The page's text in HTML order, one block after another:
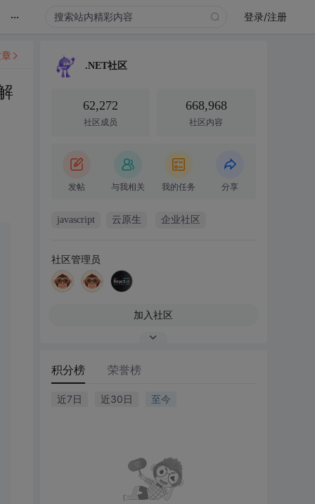
... 登录/注册
.NET社区
62,272
社区成员
668,968
社区内容
发帖 与我相关 我的任务 分享
javascript 云原生 企业社区
社区管理员
加入社区
积分榜 荣誉榜
近7日 近30日 至今